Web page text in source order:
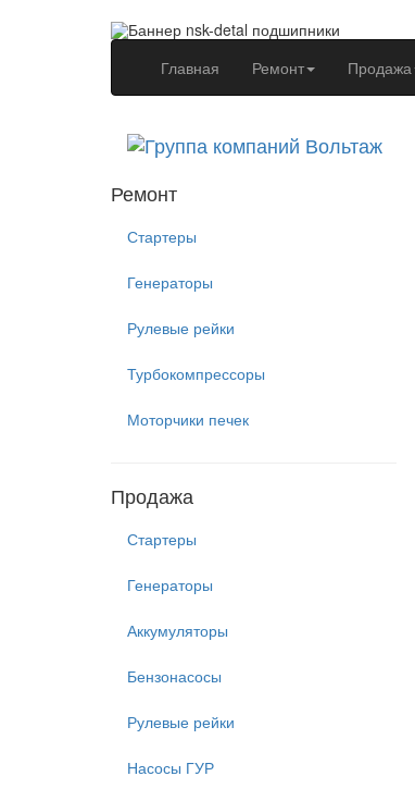
Главная (current)Ремонт Продажа
Ремонт
Стартеры
Генераторы
Рулевые рейки
Турбокомпрессоры
Моторчики печек
Продажа
Стартеры
Генераторы
Аккумуляторы
Бензонасосы
Рулевые рейки
Насосы ГУР